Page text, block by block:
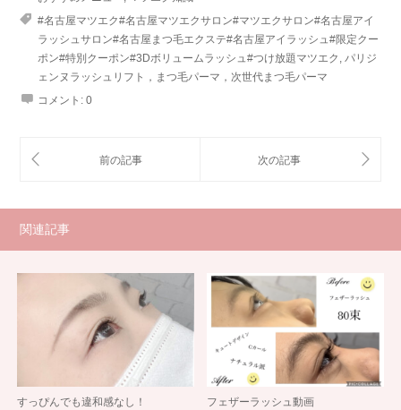
#名古屋マツエク#名古屋マツエクサロン#マツエクサロン#名古屋アイ
ラッシュサロン#名古屋まつ毛エクステ#名古屋アイラッシュ#限定クー
ポン#特別クーポン#3Dボリュームラッシュ#つけ放題マツエク , パリジ
ェンヌラッシュリフト，まつ毛パーマ，次世代まつ毛パーマ
コメント: 0
関連記事
すっぴんでも違和感なし！ フェザーラッシュ動画